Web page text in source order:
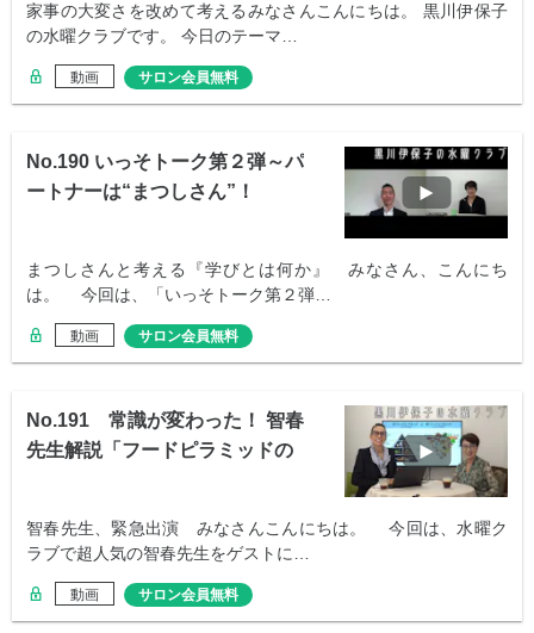
家事の大変さを改めて考えるみなさんこんにちは。 黒川伊保子
の水曜クラブです。 今日のテーマ…
動画 サロン会員無料
No.190 いっそトーク第２弾～パ
ートナーは“まつしさん”！
まつしさんと考える『学びとは何か』 みなさん、こんにち
は。 今回は、「いっそトーク第２弾…
動画 サロン会員無料
No.191 常識が変わった！ 智春
先生解説「フードピラミッドの
智春先生、緊急出演 みなさんこんにちは。 今回は、水曜ク
ラブで超人気の智春先生をゲストに…
動画 サロン会員無料